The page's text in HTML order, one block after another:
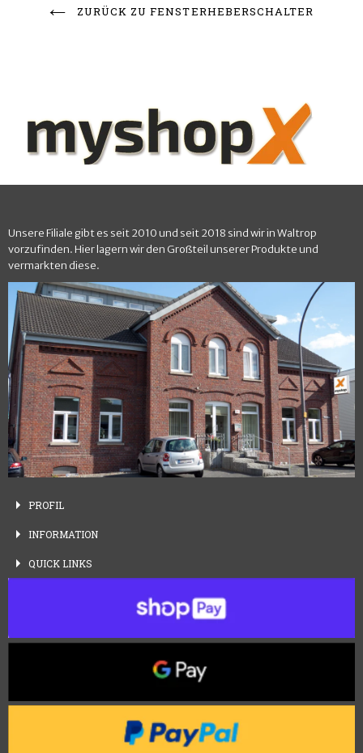
ZURÜCK ZU FENSTERHEBERSCHALTER
Unsere Filiale gibt es seit 2010 und seit 2018 sind wir in Waltrop
vorzufinden. Hier lagern wir den Großteil unserer Produkte und
vermarkten diese.
PROFIL
INFORMATION
QUICK LINKS